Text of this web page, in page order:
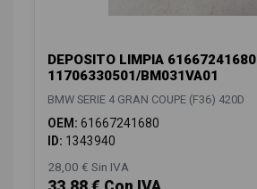
DEPOSITO LIMPIA 61667241680
11706330501/BM031VA01
BMW SERIE 4 GRAN COUPE (F36) 420D
OEM: 61667241680
ID: 1343940
28,00 € Sin IVA